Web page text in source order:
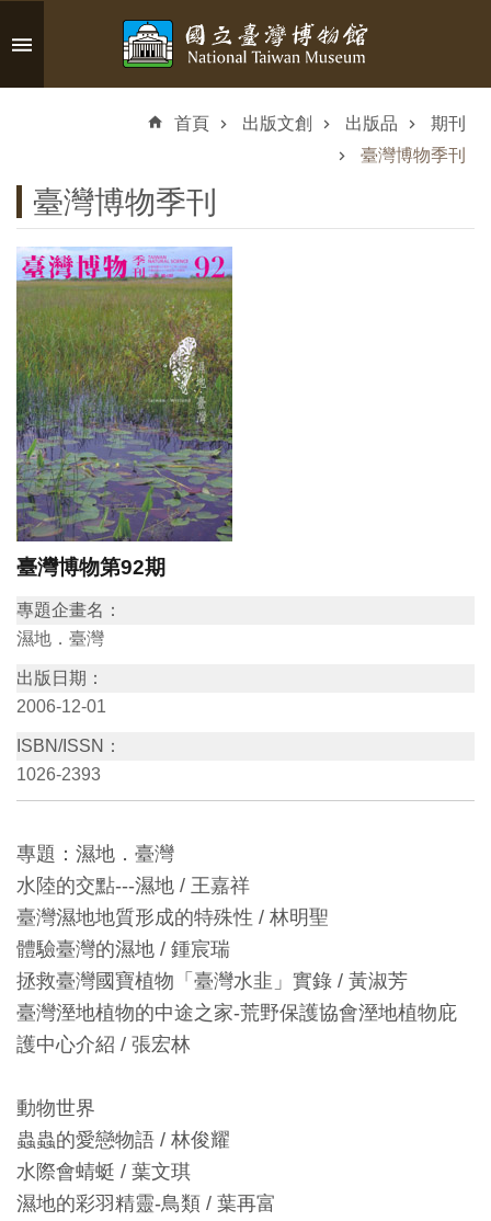
跳到主要內容區塊
認
臺
博
參
觀
資
訊
覽
資
訊
教
育
動
出
版
文
創
藏
研
究
首頁 出版文創 出版品
期刊
臺灣博物季刊
臺灣博物季刊
臺灣博物第92期
專題企畫名：
濕地．臺灣
出版日期：
2006-12-01
ISBN/ISSN：
1026-2393
專題：濕地．臺灣
水陸的交點---濕地 / 王嘉祥
臺灣濕地地質形成的特殊性 / 林明聖
體驗臺灣的濕地 / 鍾宸瑞
拯救臺灣國寶植物「臺灣水韭」實錄 / 黃淑芳
臺灣溼地植物的中途之家-荒野保護協會溼地植物庇
護中心介紹 / 張宏林
動物世界
蟲蟲的愛戀物語 / 林俊耀
水際會蜻蜓 / 葉文琪
濕地的彩羽精靈-鳥類 / 葉再富